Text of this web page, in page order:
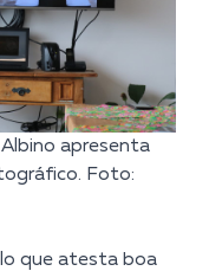
apresenta
Foto:
que atesta boa